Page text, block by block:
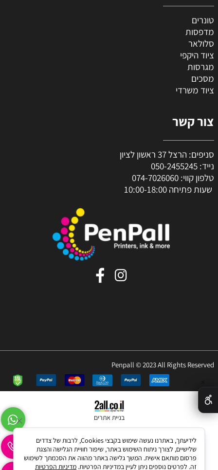
טונרים
מדפסות
סלולאר
ציוד היקפי
מגרסות
מסכים
ציוד משרדי
צור קשר
סניפים: הרצל 37 ראשון לציון
נייד: 050-2455245
טלפון קווי: 074-7026060
שעות פתיחה 10:00-18:00
Penpall © 2023 All Rights Reserved
בניית אתרים
לידיעתך, באתרנו נעשה שימוש בקבצי Cookies, לרבות של צדדים
שלישיים, לצורך ניתוח השימוש באתר, שיפור חוויית הגלישה והצגת
פרסום מותאם אישית. המשך גלישה באתר מהווה את הסכמתך לשימוש
זה. לפרטים נוספים ניתן לעיין במדיניות הפרטיות. מדיניות הפרטיות